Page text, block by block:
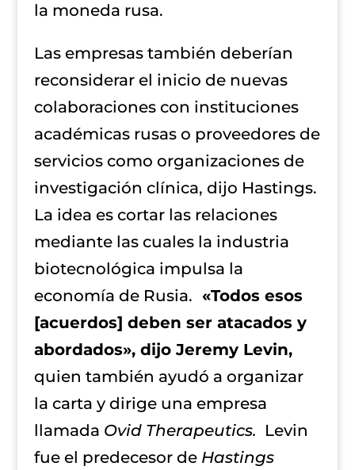
la moneda rusa.
Las empresas también deberían
reconsiderar el inicio de nuevas
colaboraciones con instituciones
académicas rusas o proveedores de
servicios como organizaciones de
investigación clínica, dijo Hastings.
La idea es cortar las relaciones
mediante las cuales la industria
biotecnológica impulsa la
economía de Rusia. «Todos esos
[acuerdos] deben ser atacados y
abordados», dijo Jeremy Levin,
quien también ayudó a organizar
la carta y dirige una empresa
llamada Ovid Therapeutics. Levin
fue el predecesor de Hastings